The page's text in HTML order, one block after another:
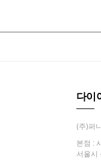
다이
(주)퍼
본점 :
서울시